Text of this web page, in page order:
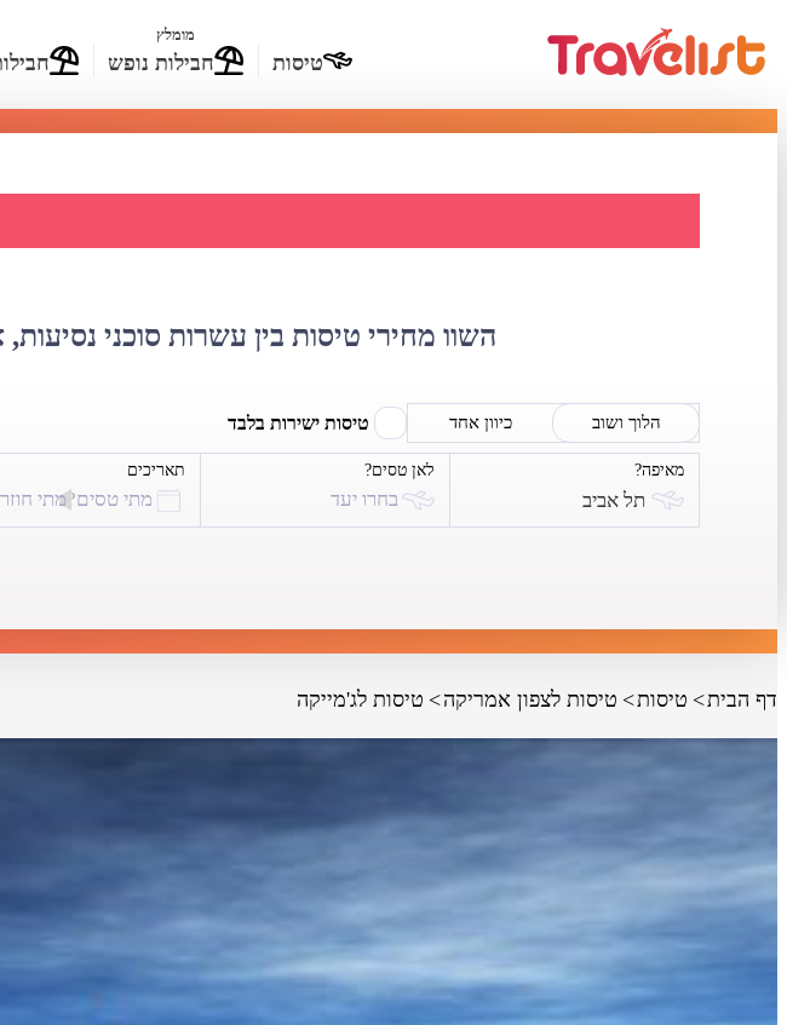
טיסות
מומלץ
חבילות נופש
השוו מחירי טיסות בין עשרות סוכני
הלוך ושוב כיוון אחד טיסות ישירות בלבד
מאיפה?
תל אביב
לאן טסים?
בחרו יעד
תאריכים
מתי טסים?מתי
דף הבית טיסות טיסות לצפון אמריקה טיסות לג'מייקה